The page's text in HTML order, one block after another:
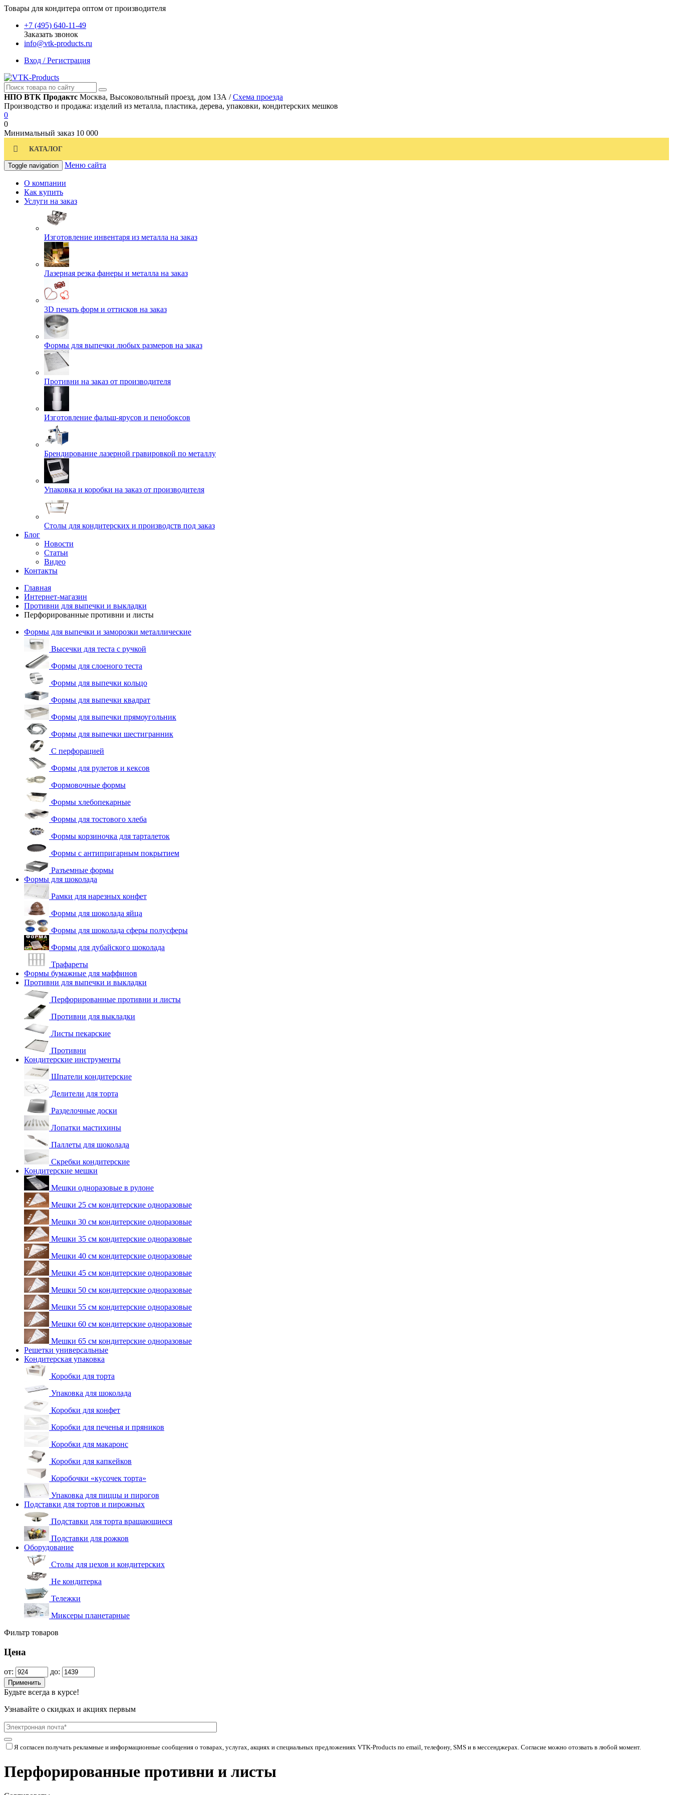
Товары для кондитера оптом от производителя
+7 (495) 640-11-49
Заказать звонок
info@vtk-products.ru
Вход / Регистрация
НПО ВТК Продактс Москва, Высоковольтный проезд, дом 13А /Схема проезда
Производство и продажа: изделий из металла, пластика, дерева, упаковки, кондитерских мешков
0
0
Минимальный заказ 10 000
КАТАЛОГ
Toggle navigation Меню сайта
О компании
Как купить
Услуги на заказ
Изготовление инвентаря из металла на заказ
Лазерная резка фанеры и металла на заказ
3D печать форм и оттисков на заказ
Формы для выпечки любых размеров на заказ
Противни на заказ от производителя
Изготовление фальш-ярусов и пенобоксов
Брендирование лазерной гравировкой по металлу
Упаковка и коробки на заказ от производителя
Cтолы для кондитерских и производств под заказ
Блог
Новости
Статьи
Видео
Контакты
Главная
Интернет-магазин
Противни для выпечки и выкладки
Перфорированные противни и листы
Формы для выпечки и заморозки металлические
Высечки для теста с ручкой
Формы для слоеного теста
Формы для выпечки кольцо
Формы для выпечки квадрат
Формы для выпечки прямоугольник
Формы для выпечки шестигранник
С перфорацией
Формы для рулетов и кексов
Формовочные формы
Формы хлебопекарные
Формы для тостового хлеба
Формы корзиночка для тарталеток
Формы с антипригарным покрытием
Разъемные формы
Формы для шоколада
Рамки для нарезных конфет
Формы для шоколада яйца
Формы для шоколада сферы полусферы
Формы для дубайского шоколада
Трафареты
Формы бумажные для маффинов
Противни для выпечки и выкладки
Перфорированные противни и листы
Противни для выкладки
Листы пекарские
Противни
Кондитерские инструменты
Шпатели кондитерские
Делители для торта
Разделочные доски
Лопатки мастихины
Паллеты для шоколада
Скребки кондитерские
Кондитерские мешки
Мешки одноразовые в рулоне
Мешки 25 см кондитерские одноразовые
Мешки 30 см кондитерские одноразовые
Мешки 35 см кондитерские одноразовые
Мешки 40 см кондитерские одноразовые
Мешки 45 см кондитерские одноразовые
Мешки 50 см кондитерские одноразовые
Мешки 55 см кондитерские одноразовые
Мешки 60 см кондитерские одноразовые
Мешки 65 см кондитерские одноразовые
Решетки универсальные
Кондитерская упаковка
Коробки для торта
Упаковка для шоколада
Коробки для конфет
Коробки для печенья и пряников
Коробки для макаронс
Коробки для капкейков
Коробочки «кусочек торта»
Упаковка для пиццы и пирогов
Подставки для тортов и пирожных
Подставки для торта вращающиеся
Подставки для рожков
Оборудование
Столы для цехов и кондитерских
Не кондитерка
Тележки
Миксеры планетарные
Фильтр товаров
Цена
от: до:
Применить
Будьте всегда в курсе!
Узнавайте о скидках и акциях первым
Я согласен получать рекламные и информационные сообщения о товарах, услугах, акциях и специальных предложениях VTK-Products по email, телефону, SMS и в мессенджерах. Согласие можно отозвать в любой момент.
Перфорированные противни и листы